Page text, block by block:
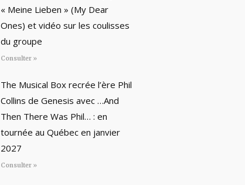
« Meine Lieben » (My Dear
Ones) et vidéo sur les coulisses
du groupe
Consulter »
The Musical Box recrée l’ère Phil
Collins de Genesis avec …And
Then There Was Phil… : en
tournée au Québec en janvier
2027
Consulter »